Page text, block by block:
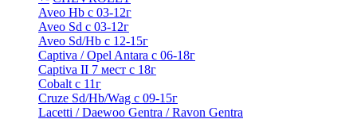
Aveo Hb с 03-12г
Aveo Sd с 03-12г
Aveo Sd/Hb с 12-15г
Captiva / Opel Antara с 06-18г
Captiva II 7 мест с 18г
Cobalt с 11г
Cruze Sd/Hb/Wag c 09-15г
Lacetti / Daewoo Gentra / Ravon Gentra